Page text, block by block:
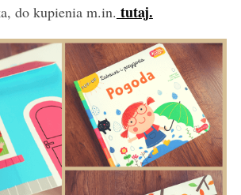
do kupienia m.in. tutaj.